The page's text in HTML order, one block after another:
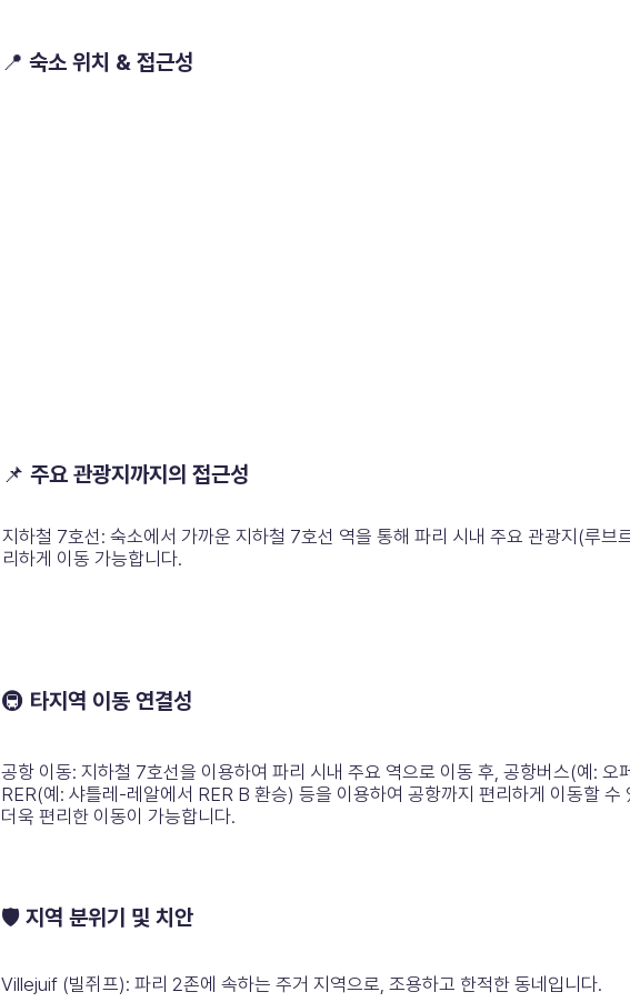
📍 숙소 위치 & 접근성
📌 주요 관광지까지의 접근성
지하철 7호선: 숙소에서 가까운 지하철 7호선 역을 통해 파리 시내 주요 관광지(루브
리하게 이동 가능합니다.
🚇 타지역 이동 연결성
공항 이동: 지하철 7호선을 이용하여 파리 시내 주요 역으로 이동 후, 공항버스(예: 오
RER(예: 샤틀레-레알에서 RER B 환승) 등을 이용하여 공항까지 편리하게 이동할 수
더욱 편리한 이동이 가능합니다.
🛡️ 지역 분위기 및 치안
Villejuif (빌쥐프): 파리 2존에 속하는 주거 지역으로, 조용하고 한적한 동네입니다.